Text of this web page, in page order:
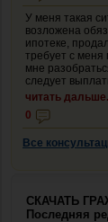
У меня такая
возложена
ипотеке,
требует с меня
мне
следует
читать
0
Все
СКАЧАТЬ
Последняя